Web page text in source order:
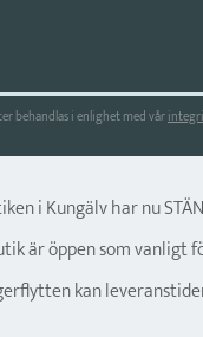
behandlas i enlighet med vår
i Kungälv har nu
är öppen som vanligt
kan